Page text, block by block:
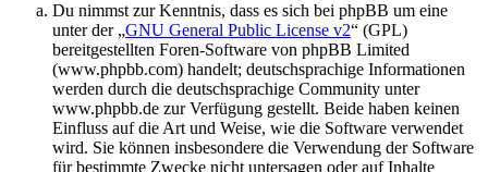
Du nimmst zur Kenntnis, dass es sich bei phpBB um eine
unter der „GNU General Public License v2“ (GPL)
bereitgestellten Foren-Software von phpBB Limited
(www.phpbb.com) handelt; deutschsprachige Informationen
werden durch die deutschsprachige Community unter
www.phpbb.de zur Verfügung gestellt. Beide haben keinen
Einfluss auf die Art und Weise, wie die Software verwendet
wird. Sie können insbesondere die Verwendung der Software
für bestimmte Zwecke nicht untersagen oder auf Inhalte